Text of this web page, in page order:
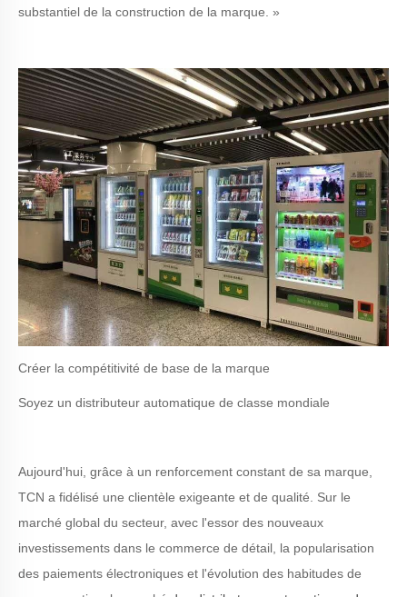
substantiel de la construction de la marque. »
Créer la compétitivité de base de la marque
Soyez un distributeur automatique de classe mondiale
Aujourd'hui, grâce à un renforcement constant de sa marque,
TCN a fidélisé une clientèle exigeante et de qualité. Sur le
marché global du secteur, avec l'essor des nouveaux
investissements dans le commerce de détail, la popularisation
des paiements électroniques et l'évolution des habitudes de